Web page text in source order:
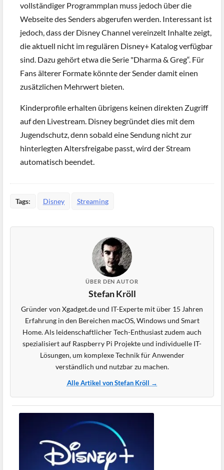
vollständiger Programmplan muss jedoch über die
Webseite des Senders abgerufen werden. Interessant ist
jedoch, dass der Disney Channel vereinzelt Inhalte zeigt,
die aktuell nicht im regulären Disney+ Katalog verfügbar
sind. Dazu gehört etwa die Serie "Dharma & Greg“. Für
Fans älterer Formate könnte der Sender damit einen
zusätzlichen Mehrwert bieten.
Kinderprofile erhalten übrigens keinen direkten Zugriff
auf den Livestream. Disney begründet dies mit dem
Jugendschutz, denn sobald eine Sendung nicht zur
hinterlegten Altersfreigabe passt, wird der Stream
automatisch beendet.
Tags: Disney Streaming
ÜBER DEN AUTOR
Stefan Kröll
Gründer von Xgadget.de und IT-Experte mit über 15 Jahren
Erfahrung in den Bereichen macOS, Windows und Smart
Home. Als leidenschaftlicher Tech-Enthusiast zudem auch
spezialisiert auf Raspberry Pi Projekte und individuelle IT-
Lösungen, um komplexe Technik für Anwender
verständlich und nutzbar zu machen.
Alle Artikel von Stefan Kröll →